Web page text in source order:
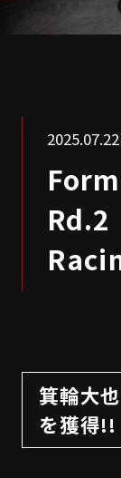
2025.07.22
Rd.2
箕輪大
を獲得!!